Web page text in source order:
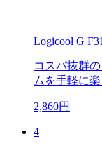
Logicool G
コスパ抜群
ムを手軽に楽
2,860円
4